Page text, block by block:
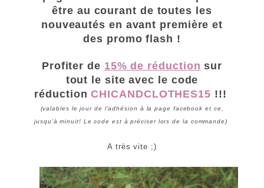
être au courant de toutes les
nouveautés en avant première et
des promo flash !
Profiter de 15% de réduction sur
tout le siteavec le code
réductionCHICANDCLOTHES15 !!!
(valables le jour de l'adhésion à la page facebook et ce,
jusqu'à minuit! Le code est à préciser lors de la commande)
A très vite ;)